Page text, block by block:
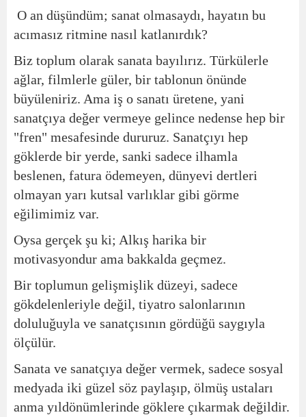
O an düşündüm; sanat olmasaydı, hayatın bu
acımasız ritmine nasıl katlanırdık?
Biz toplum olarak sanata bayılırız. Türkülerle
ağlar, filmlerle güler, bir tablonun önünde
büyüleniriz. Ama iş o sanatı üretene, yani
sanatçıya değer vermeye gelince nedense hep bir
"fren" mesafesinde dururuz. Sanatçıyı hep
göklerde bir yerde, sanki sadece ilhamla
beslenen, fatura ödemeyen, dünyevi dertleri
olmayan yarı kutsal varlıklar gibi görme
eğilimimiz var.
Oysa gerçek şu ki; Alkış harika bir
motivasyondur ama bakkalda geçmez.
Bir toplumun gelişmişlik düzeyi, sadece
gökdelenleriyle değil, tiyatro salonlarının
doluluğuyla ve sanatçısının gördüğü saygıyla
ölçülür.
Sanata ve sanatçıya değer vermek, sadece sosyal
medyada iki güzel söz paylaşıp, ölmüş ustaları
anma yıldönümlerinde göklere çıkarmak değildir.